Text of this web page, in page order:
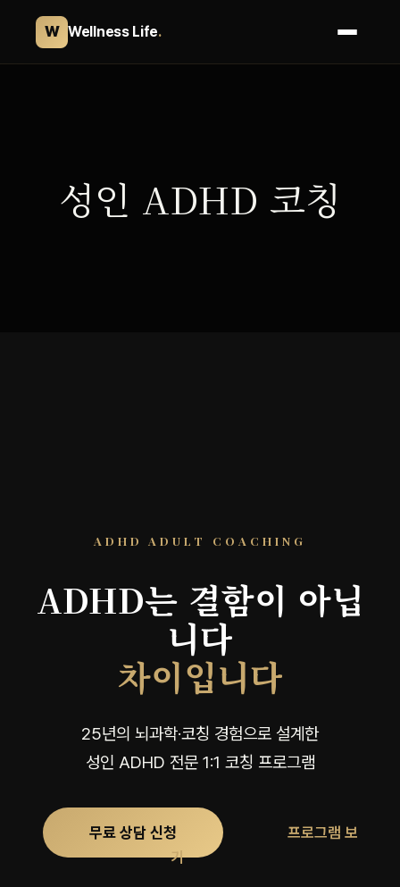
W Wellness Life.
성인 ADHD 코칭
ADHD ADULT COACHING
ADHD는 결함이 아닙
니다
차이입니다
25년의 뇌과학·코칭 경험으로 설계한
성인 ADHD 전문 1:1 코칭 프로그램
무료 상담 신청
프로그램 보
기